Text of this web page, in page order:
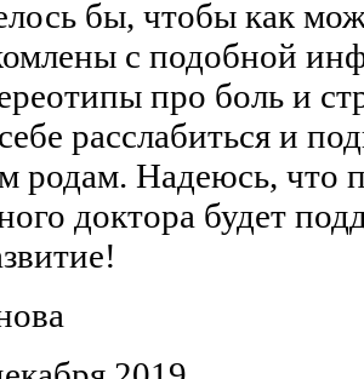
бы, чтобы как
с подобной
про боль и
расслабиться и
родам. Надеюсь, что
доктора будет